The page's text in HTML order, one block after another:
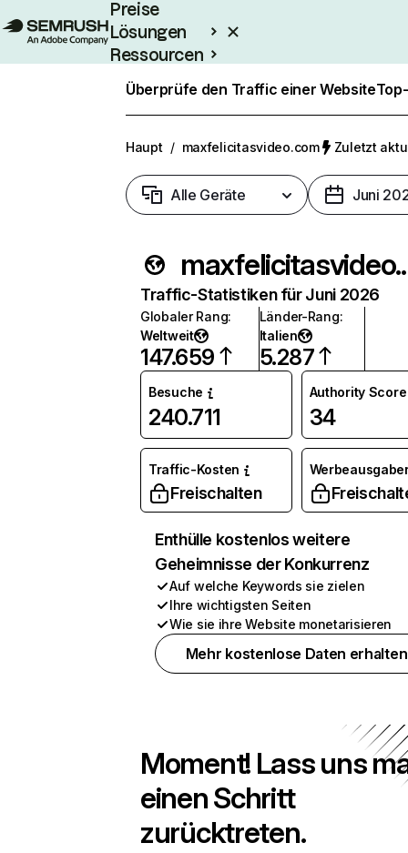
Preise
Lösungen
Ressourcen
Enterprise
Überprüfe den Traffic einer Website
Haupt / maxfelicitasvideo.com Zuletzt
Alle Geräte Juni
Traffic-Statistiken für Juni 2026
Globaler Rang:
Weltweit
147.659
Länder-Rang:
Italien
5.287
Besuche
240.711
Authority Score
34
Traffic-Kosten
Freischalten
Enthülle kostenlos weitere
Geheimnisse der Konkurrenz
Auf welche Keywords sie zielen
Ihre wichtigsten Seiten
Wie sie ihre Website monetarisieren
Mehr kostenlose Daten erhalten
Moment! Lass uns
einen Schritt
zurücktreten.